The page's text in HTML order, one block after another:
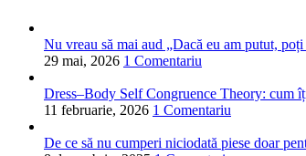
Nu vreau să mai aud „Dacă eu am putut, poți
29 mai, 2026 1 Comentariu
Dress–Body Self Congruence Theory: cum
11 februarie, 2026 1 Comentariu
De ce să nu cumperi niciodată piese doar